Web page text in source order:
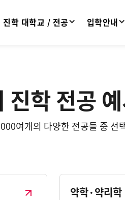
진학 대학교 / 전공 입학안내
진학 전공
여개의 다양한 전공들 중 선
약학·약리학